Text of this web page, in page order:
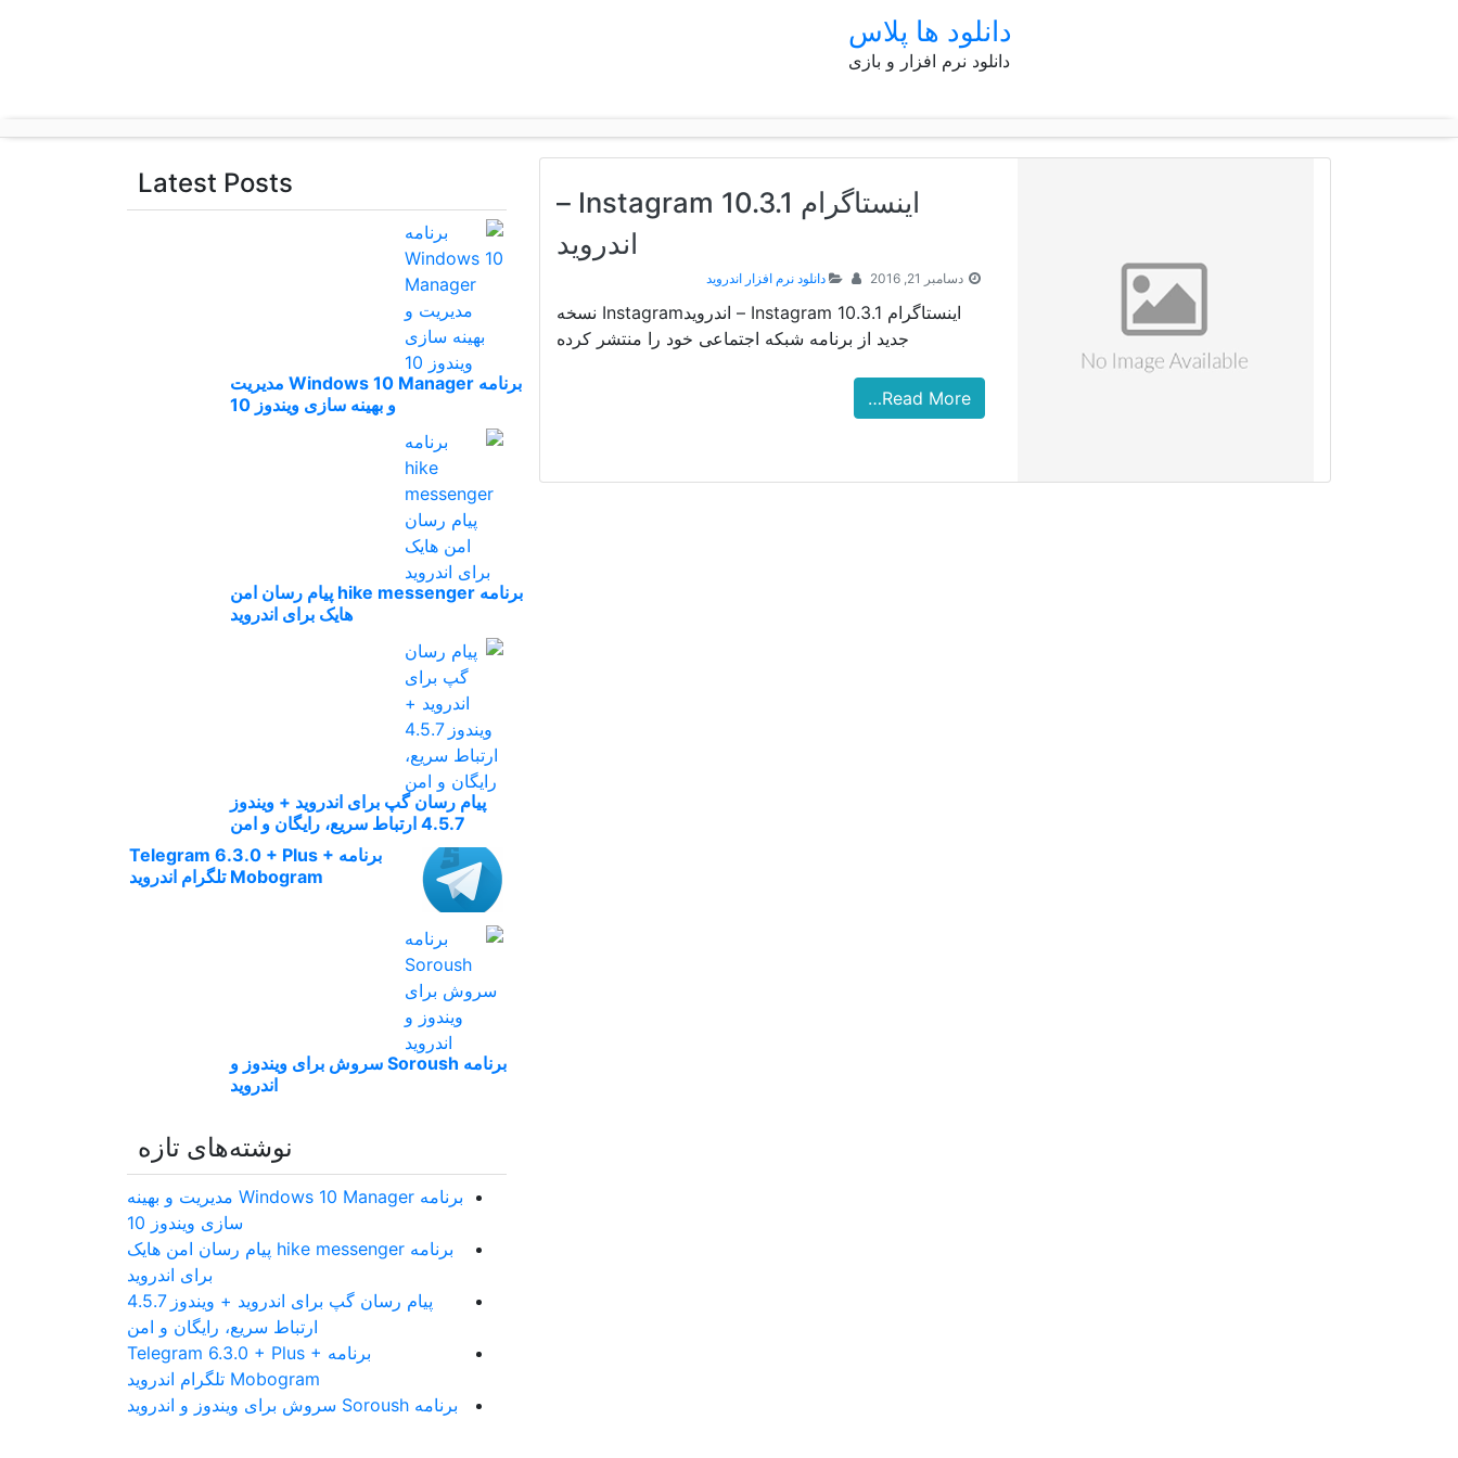
دانلود ها پلاس
دانلود نرم افزار و بازی
اینستاگرام Instagram 10.3.1 –
اندروید
دسامبر 21, 2016 دانلود نرم افزار اندروید
اینستاگرام Instagram 10.3.1 – اندرویدInstagram نسخه
جدید از برنامه شبکه اجتماعی خود را منتشر کرده
Read More…
Latest Posts
برنامه Windows 10 Manager مدیریت
و بهینه سازی ویندوز 10
برنامه hike messenger پیام‌ رسان‌ امن
هایک برای اندروید
پیام رسان گپ برای اندروید + ویندوز
4.5.7 ارتباط سریع، رایگان و امن
برنامه Telegram 6.3.0 + Plus +
Mobogram تلگرام اندروید
برنامه Soroush سروش برای ویندوز و
اندروید
نوشته‌های تازه
برنامه Windows 10 Manager مدیریت و بهینه
سازی ویندوز 10
برنامه hike messenger پیام‌ رسان‌ امن هایک
برای اندروید
پیام رسان گپ برای اندروید + ویندوز 4.5.7
ارتباط سریع، رایگان و امن
برنامه Telegram 6.3.0 + Plus +
Mobogram تلگرام اندروید
برنامه Soroush سروش برای ویندوز و اندروید